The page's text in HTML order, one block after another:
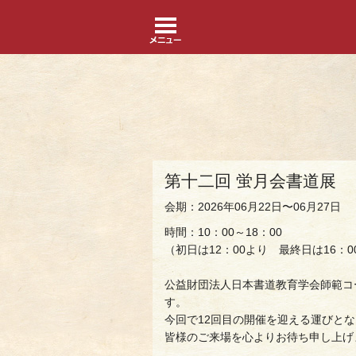
第十二回 蛍月会書道展
会期：2026年06月22日〜06月27日
時間：10：00～18：00
（初日は12：00より 最終日は16：
公益財団法人日本書道教育学会師範
す。
今回で12回目の開催を迎える運びと
皆様のご来場を心よりお待ち申し上